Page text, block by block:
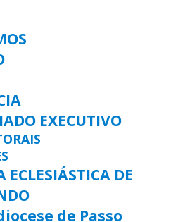
EXECUTIVO
ECLESIÁSTICA DE
de Passo